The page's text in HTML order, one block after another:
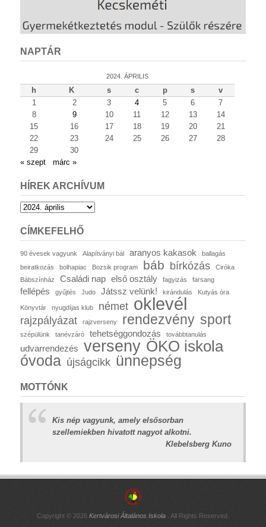
NAPTÁR
2024. ÁPRILIS
h K s c p s
v
1
2 3 4 5 6
7
8
9 10 11 12 13
14
15
16 17 18 19 20
21
22
23 24 25 26 27
28
29
30
« szept
márc »
HÍREK ARCHÍVUM
Hírek
CÍMKEFELHŐ
90 évesek vagyunk Alapítványi bál aranyos kakasok
ballagás
beiratkozás
bolhapiac Bozsik program báb bírkózás
Ciróka
Bábszínház
Családi nap első osztály fagyizás farsang
fellépés gyűjtés Judo Játssz velünk! kirándulás Kutyás óra
Könyvtár nyugdíjas klub német oklevél
rajzpályázat rajzverseny rendezvény sport
szépülünk tanévzáró tehetséggondozás továbbtanulás
udvarrendezés verseny ÖKO iskola
óvoda újságcikk ünnepség
MOTTÓNK
Kis nép vagyunk, amely elsősorban
szellemiekben hivatott nagyot alkotni.
Klebelsberg Kuno
Copyright © 2026 Kertvárosi Általános Iskola . All Rights Reserved.